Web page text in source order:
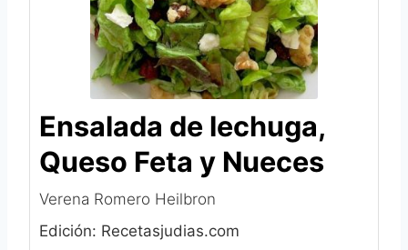
Ensalada de lechuga,
Queso Feta y Nueces
Verena Romero Heilbron‎
Edición: Recetasjudias.com